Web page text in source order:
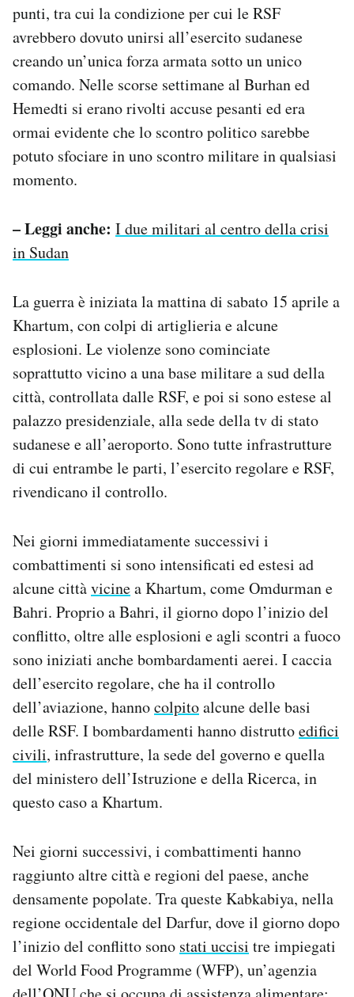
punti, tra cui la condizione per cui le RSF
avrebbero dovuto unirsi all’esercito sudanese
creando un’unica forza armata sotto un unico
comando. Nelle scorse settimane al Burhan ed
Hemedti si erano rivolti accuse pesanti ed era
ormai evidente che lo scontro politico sarebbe
potuto sfociare in uno scontro militare in qualsiasi
momento.
– Leggi anche: I due militari al centro della crisi
in Sudan
La guerra è iniziata la mattina di sabato 15 aprile a
Khartum, con colpi di artiglieria e alcune
esplosioni. Le violenze sono cominciate
soprattutto vicino a una base militare a sud della
città, controllata dalle RSF, e poi si sono estese al
palazzo presidenziale, alla sede della tv di stato
sudanese e all’aeroporto. Sono tutte infrastrutture
di cui entrambe le parti, l’esercito regolare e RSF,
rivendicano il controllo.
Nei giorni immediatamente successivi i
combattimenti si sono intensificati ed estesi ad
alcune cittàvicinea Khartum, come Omdurman e
Bahri. Proprio a Bahri, il giorno dopo l’inizio del
conflitto, oltre alle esplosioni e agli scontri a fuoco
sono iniziati anche bombardamenti aerei. I caccia
dell’esercito regolare, che ha il controllo
dell’aviazione, hannocolpitoalcune delle basi
delle RSF. I bombardamenti hanno distruttoedifici
civili, infrastrutture, la sede del governo e quella
del ministero dell’Istruzione e della Ricerca, in
questo caso a Khartum.
Nei giorni successivi, i combattimenti hanno
raggiunto altre città e regioni del paese, anche
densamente popolate. Tra queste Kabkabiya, nella
regione occidentale del Darfur, dove il giorno dopo
l’inizio del conflitto sono stati uccisi tre impiegati
del World Food Programme (WFP), un’agenzia